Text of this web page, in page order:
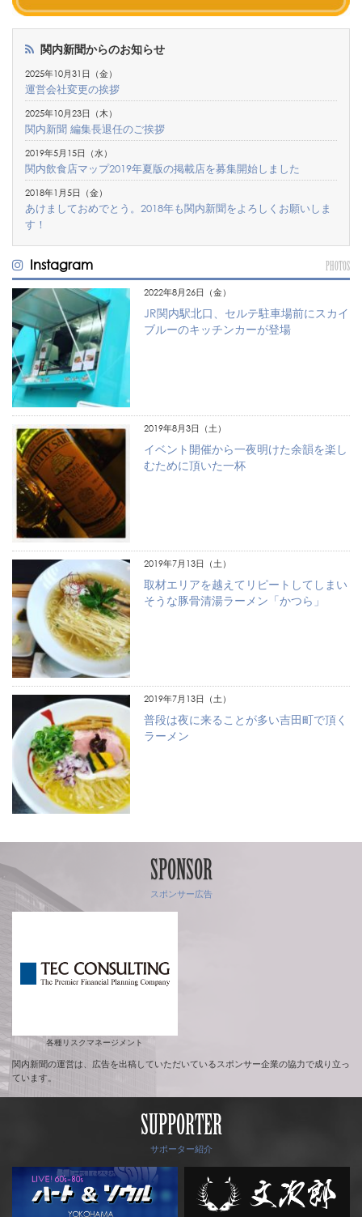
関内新聞からのお知らせ
2025年10月31日（金）
運営会社変更の挨拶
2025年10月23日（木）
関内新聞 編集長退任のご挨拶
2019年5月15日（水）
関内飲食店マップ2019年夏版の掲載店を募集開始しました
2018年1月5日（金）
あけましておめでとう。2018年も関内新聞をよろしくお願いしま
す！
Instagram PHOTOS
2022年8月26日（金）
JR関内駅北口、セルテ駐車場前にスカイ
ブルーのキッチンカーが登場
2019年8月3日（土）
イベント開催から一夜明けた余韻を楽し
むために頂いた一杯
2019年7月13日（土）
取材エリアを越えてリピートしてしまい
そうな豚骨清湯ラーメン「かつら」
2019年7月13日（土）
普段は夜に来ることが多い吉田町で頂く
ラーメン
SPONSOR
スポンサー広告
各種リスクマネージメント
関内新聞の運営は、広告を出稿していただいているスポンサー企業の協力で成り立っ
ています。
SUPPORTER
サポーター紹介